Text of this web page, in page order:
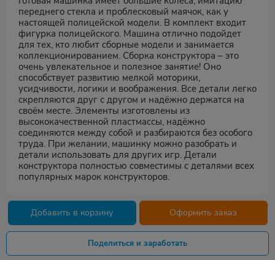
переднего стекла и проблесковый маячок, как у
настоящей полицейской модели. В комплект входит
фигурка полицейского. Машина отлично подойдет
для тех, кто любит сборные модели и занимается
коллекционированием. Сборка конструктора – это
очень увлекательное и полезное занятие! Оно
способствует развитию мелкой моторики,
усидчивости, логики и воображения. Все детали легко
скрепляются друг с другом и надёжно держатся на
своём месте. Элементы изготовлены из
высококачественной пластмассы, надёжно
соединяются между собой и разбираются без особого
труда. При желании, машинку можно разобрать и
детали использовать для других игр. Детали
конструктора полностью совместимы с деталями всех
популярных марок конструкторов.
Добавить в корзину Оформить заказ
Поделиться и заработать